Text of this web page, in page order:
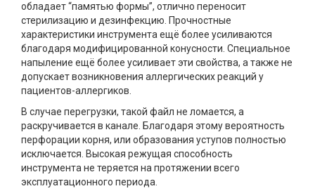
обладает “памятью формы”, отлично переносит
стерилизацию и дезинфекцию. Прочностные
характеристики инструмента ещё более усиливаются
благодаря модифицированной конусности. Специальное
напыление ещё более усиливает эти свойства, а также не
допускает возникновения аллергических реакций у
пациентов-аллергиков.
В случае перегрузки, такой файл не ломается, а
раскручивается в канале. Благодаря этому вероятность
перфорации корня, или образования уступов полностью
исключается. Высокая режущая способность
инструмента не теряется на протяжении всего
эксплуатационного периода.